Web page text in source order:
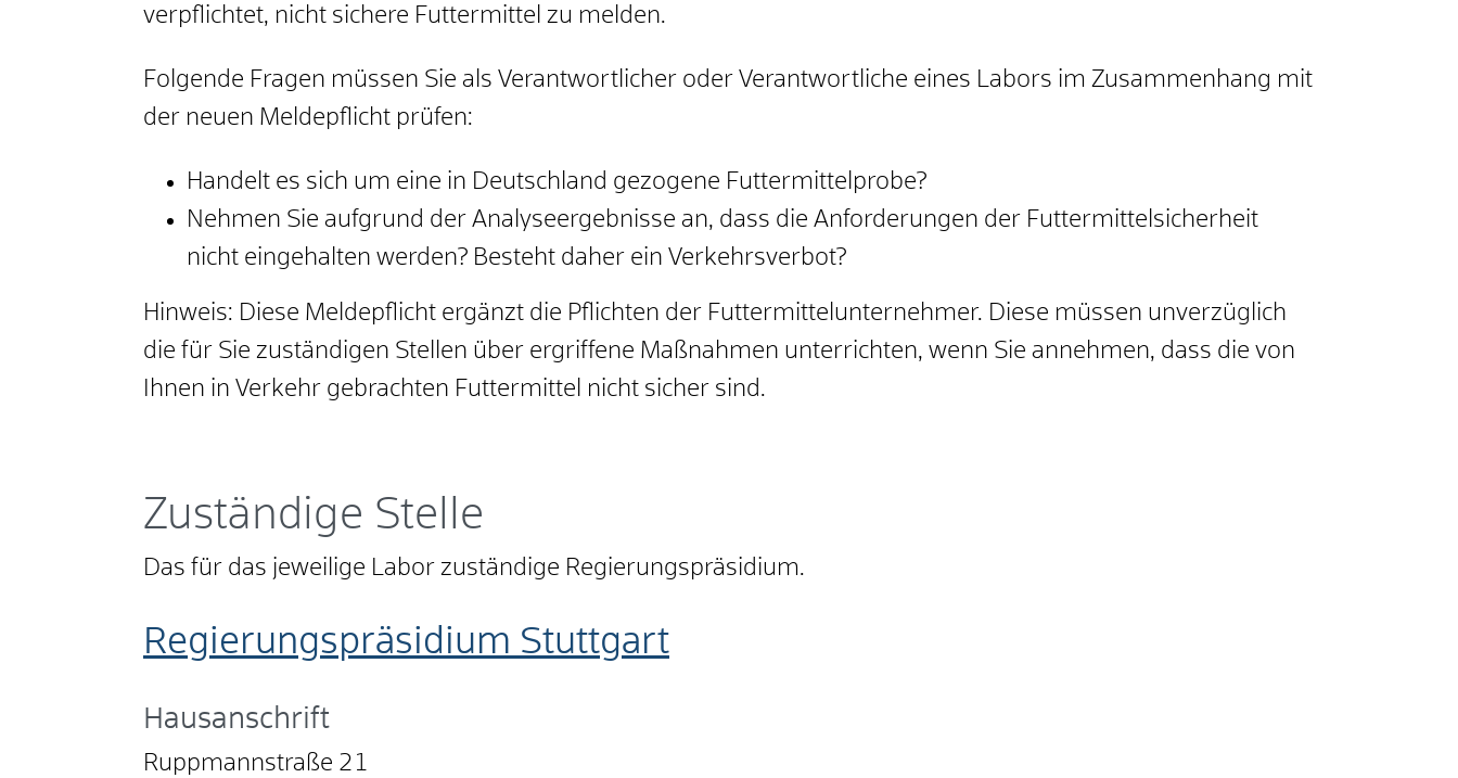
verpflichtet, nicht sichere Futtermittel zu melden.
Folgende Fragen müssen Sie als Verantwortlicher oder Verantwortliche eines Labors im Zusammenhang mit
der neuen Meldepflicht prüfen:
Handelt es sich um eine in Deutschland gezogene Futtermittelprobe?
Nehmen Sie aufgrund der Analyseergebnisse an, dass die Anforderungen der Futtermittelsicherheit
nicht eingehalten werden? Besteht daher ein Verkehrsverbot?
Hinweis: Diese Meldepflicht ergänzt die Pflichten der Futtermittelunternehmer. Diese müssen unverzüglich
die für Sie zuständigen Stellen über ergriffene Maßnahmen unterrichten, wenn Sie annehmen, dass die von
Ihnen in Verkehr gebrachten Futtermittel nicht sicher sind.
Zuständige Stelle
Das für das jeweilige Labor zuständige Regierungspräsidium.
Regierungspräsidium Stuttgart
Hausanschrift
Ruppmannstraße 21